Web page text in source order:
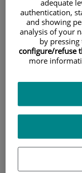
HOME|
|EMPLOYMENT
CANDIDATOS para
Conchita Rábago de
adequate
authentication,
and showing
analysis of your
by
configure/refuse
more